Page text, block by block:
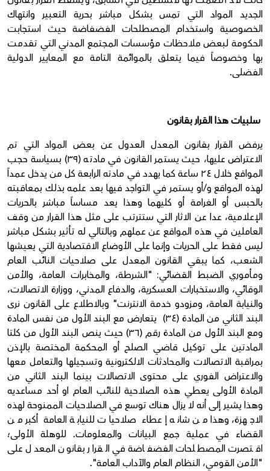
الجديد المواد التي تمس بشكل مباشر بحرية التعبير وانتهاك
الخصوصية واستخدام المصطلحات الفضفاضة حيث استجابت
الحكومة لبعض ملاحظات مؤسسات المجتمع المدني التي تقدمت
بها وخصوصاً فيما يتعلق بالموائمة التامة مع المعايير الدولية
الفضلى.
سلبيات هذا القرار بقانون
يرفض القرار بقانون المعدل العدول عن بعض المواد التي تم
الاعتراض عليها، حيث يستمر القانون في مادته (٣٩) بسياسة حجب
المواقع خلال ٢٤ ساعة كما يهدد في مادته الرابعة كل من يدخل عمداً
لهذه المواقع و/أو يستمر في التواجد فيها بعد علمه بذلك بمعاقبته
بالحبس أو الغرامة أو كليهما وهذا يعد مساساً مباشر بالحريات
الإعلامية، عدا عن الاثار التي ستترتب على مثل هذا القرار من وقف
العاملين في هذه المواقع عن عملهم وبالتالي له تأثير بشكل مباشر
ليس فقط على الحريات وإنما على الأوضاع الاقتصادية التي يعيشها
الشعب، كما يبقي القانون المعدل على صلاحيات النائب العام
ومأموري الضبط القضائي: "الشرطة، والمخابرات العامة، والأمن
الوقائي، والاستخبارات العسكرية، والدفاع المدني، ووزارة الاتصالات،
والنيابة العامة، ومزودو خدمة الانترنت" وبالاطلاع على القانون نرى
البند الثاني من المادة (٣٤) يتعارض مع البند الأول من نفس المادة
ومع البند الأول من المادة رقم (٣٦) حيث ينص البند الأول من كلتا
المادتين على توكيل قاضي الصلح أو المحكمة المختصة بالإذن
بمراقبة الاتصالات والمحادثات الالكترونية وتسجيلها والتعامل معها
والاعتراض الفوري على محتوى الاتصالات بينما البند الثاني من
المادة الأولى يعطي هذه الصلاحية للنائب العام او أحد مساعديه
وهذا يشير إلى أنه لا يزال هناك توسع في الصلاحيات الممنوحة لهذه
الاجهزة، وهذا من شانه إعطاء صلاحيات للنيابة العامة أكبر من
القضاء في عملية جمع البيانات والمعلومات. للوهلة الأولى؛
اقتصرت المصطلحات الفضفاضة في القرار بقانون المعدل على
"الأمن القومي، النظام العام والآداب العامة".